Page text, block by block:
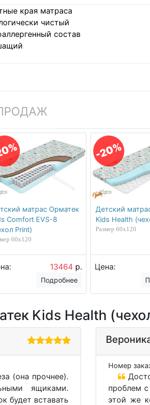
края матраса
чистый
состав
матрас Орматек
Comfort EVS-8
Print)
60х120
13464 р.
Подробнее
-20%
Детский
Kids Health
Размер 60х120
Цена:
Kids Health
(она прочнее).
ящиками.
будет вставать
Номер
проблем
этой же